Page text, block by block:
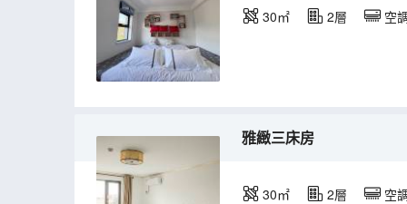
30㎡ 2層 空
雅緻三床房
30㎡ 2層 空